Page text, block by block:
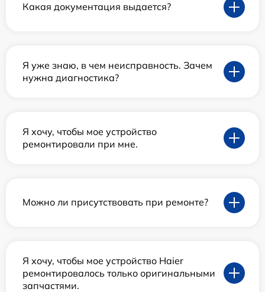
Какая документация выдается?
Я уже знаю, в чем неисправность. Зачем
нужна диагностика?
Я хочу, чтобы мое устройство
ремонтировали при мне.
Можно ли присутствовать при ремонте?
Я хочу, чтобы мое устройство Haier
ремонтировалось только оригинальными
запчастями.